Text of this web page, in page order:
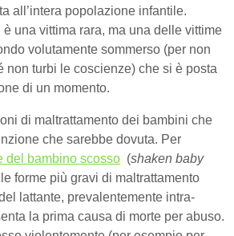
all’intera popolazione infantile.
una vittima rara, ma una delle vittime
volutamente sommerso (per non
non turbi le coscienze) che si è posta
di un momento.
di maltrattamento dei bambini che
che sarebbe dovuta. Per
del bambino scosso (shaken baby
forme più gravi di maltrattamento
lattante, prevalentemente intra-
la prima causa di morte per abuso.